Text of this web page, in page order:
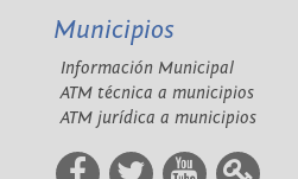
Municipios
Información Municipal
ATM técnica a municipios
ATM jurídica a municipios